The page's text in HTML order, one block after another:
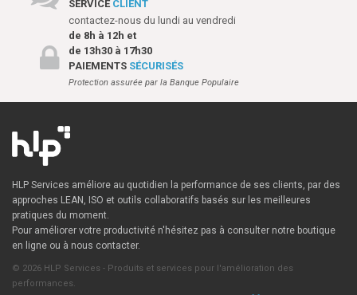
SERVICE CLIENT
contactez-nous du lundi au vendredi
de 8h à 12h et
de 13h30 à 17h30
PAIEMENTS SÉCURISÉS
Protection assurée par la Banque Populaire
HLP Services améliore au quotidien la performance de ses clients, par des
approches LEAN, ISO et outils collaboratifs basés sur les meilleures
pratiques du moment.
Pour améliorer votre productivité n'hésitez pas à consulter notre boutique
en ligne ou à nous contacter.
© 2026 HLP Services - Produits et services pour l'amélioration des
performances.